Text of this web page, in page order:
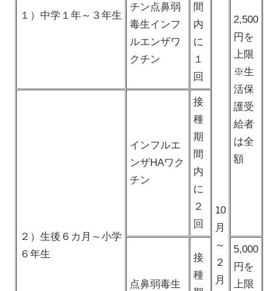
１）中学１年～３年生
チン点鼻弱
毒生インフ
ルエンザワ
クチン
間
内
に
１
回
10
月
～
２
月
2,500
円を
上限
※生
活保
護受
給者
は全
額
２）生後６カ月～小学
６年生
インフルエ
ンザHAワク
チン
接
種
期
間
内
に
２
回
点鼻弱毒生
接
種
5,000
円を
上限